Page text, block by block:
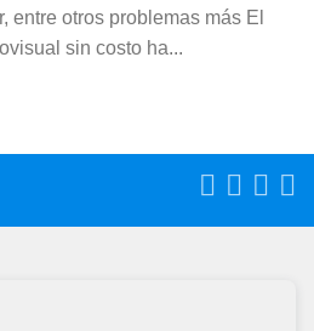
entre otros problemas más El
sin costo ha...